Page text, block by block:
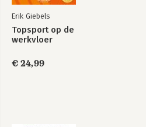
Erik Giebels
Topsport op de
werkvloer
€ 24,99